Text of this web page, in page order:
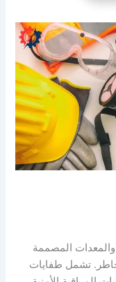
المصممة
تشمل طفايات